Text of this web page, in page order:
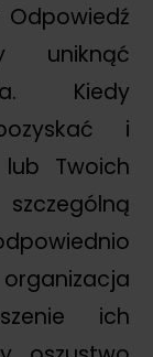
Kiedy
i
Twoich
ich